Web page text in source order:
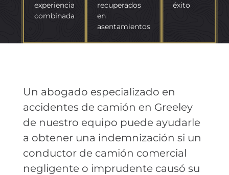
experiencia
combinada
recuperados
en
asentamientos
éxito
Un abogado especializado en
accidentes de camión en Greeley
de nuestro equipo puede ayudarle
a obtener una indemnización si un
conductor de camión comercial
negligente o imprudente causó su